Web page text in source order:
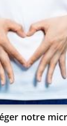
notre